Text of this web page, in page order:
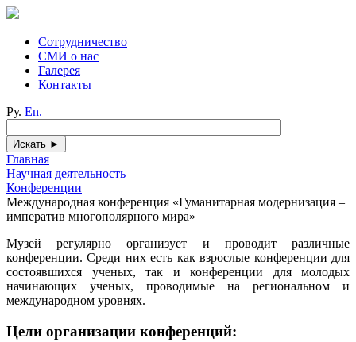
Сотрудничество
СМИ о нас
Галерея
Контакты
Ру. En.
Главная
Научная деятельность
Конференции
Международная конференция «Гуманитарная модернизация –
императив многополярного мира»
Музей регулярно организует и проводит различные
конференции. Среди них есть как взрослые конференции для
состоявшихся ученых, так и конференции для молодых
начинающих ученых, проводимые на региональном и
международном уровнях.
Цели организации конференций: